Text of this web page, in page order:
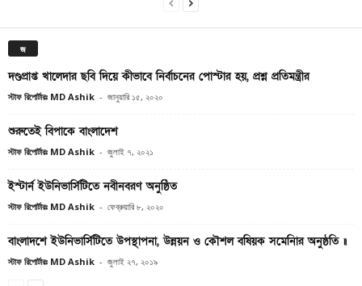
জ
দণ্ডপ্রাপ্ত খালেদার ছবি দিয়ে কীভাবে নির্বাচনের পোস্টার হয়, প্রশ্ন প্রতিমন্ত্রীর
স্টাফ রিপোর্টারঃ MD Ashik - জানুয়ারি ১৫, ২০২০
শুরুতেই বিপাকে বাংলাদেশ
স্টাফ রিপোর্টারঃ MD Ashik - জুলাই ৭, ২০২১
ইস্টার্ন ইউনিভার্সিটিতে নবীনবরণ অনুষ্ঠিত
স্টাফ রিপোর্টারঃ MD Ashik - ফেব্রুয়ারি ৮, ২০২০
বাংলাদশে ইউনিভার্সিটিতে উপস্থাপনা, উন্নয়ন ও কৌশল বষিয়ক সমেনিার অনুষ্ঠতি ॥
স্টাফ রিপোর্টারঃ MD Ashik - জুলাই ২৭, ২০১৯